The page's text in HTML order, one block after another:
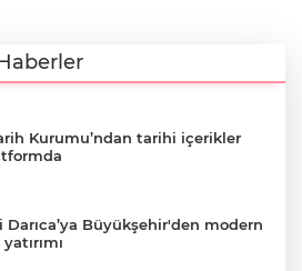
Kurumu’ndan tarihi içerikler
Darıca’ya Büyükşehir'den modern